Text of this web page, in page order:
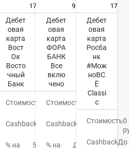
руб.
До
17
Дебет
овая
карта
Вост
Ок
Восто
чный
Банк
Стоимость
Cashback
До
% на
5.5%
9
Дебет
овая
карта
ФОРА
БАНК
Все
вклю
чено
Стоимость
руб.
Cashback
1,1-
% на
До
17
Дебет
овая
карта
Росба
нк
#Мож
ноВС
Ё
Classi
c
Стоимость0
CashbackДо